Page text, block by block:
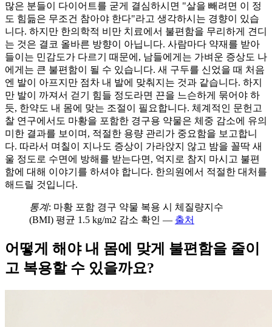
많은 분들이 다이어트를 굳게 결심하시면 "살을 빼려면 이 정
도 힘듦은 무조건 참아야 한다"라고 생각하시는 경향이 있습
니다. 하지만 한의학적 비만 치료에서 불편함을 무리하게 견디
는 것은 결코 올바른 방향이 아닙니다. 사람마다 약재를 받아
들이는 민감도가 다르기 때문에, 남들에게는 가벼운 증상도 나
에게는 큰 불편함이 될 수 있습니다. 새 구두를 신었을 때 처음
엔 발이 아프지만 점차 내 발에 맞춰지는 것과 같습니다. 하지
만 발이 까져서 걷기 힘들 정도라면 끈을 느슨하게 묶어야 하
듯, 한약도 내 몸에 맞는 조절이 필요합니다. 체계적인 문헌고
찰 연구에서도 마황을 포함한 경구용 약물은 체중 감소에 유의
미한 결과를 보이며, 적절한 용량 관리가 중요함을 보고합니
다. 따라서 며칠이 지나도 증상이 가라앉지 않고 밤을 꼴딱 새
울 정도로 수면에 방해를 받는다면, 억지로 참지 마시고 불편
함에 대해 이야기를 하셔야 합니다. 한의원에서 적절한 대처를
해드릴 것입니다.
통계: 마황 포함 경구 약물 복용 시 체질량지수
(BMI) 평균 1.5 kg/m2 감소 확인 — 출처
어떻게 해야 내 몸에 맞게 불편함을 줄이
고 복용할 수 있을까요?